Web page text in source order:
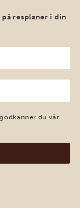
resplaner i din
du vår